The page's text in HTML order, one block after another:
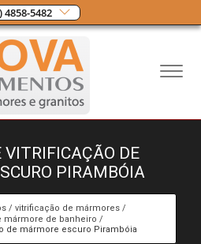
4858-5482
VITRIFICAÇÃO DE
PIRAMBÓIA
vitrificação de mármores
mármore de banheiro
de mármore escuro Pirambóia